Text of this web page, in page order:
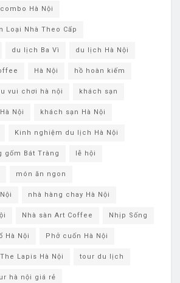
combo Hà Nội
Loại Nhà Theo Cấp
du lịch Ba Vì du lịch ​Hà Nội
Hà Nội hồ hoàn kiếm
vui chơi hà nội khách sạn
Nội khách sạn ​Hà Nội
Kinh nghiệm du lịch Hà Nội
gốm Bát Tràng lễ hội
món ăn ngon
nhà hàng chay Hà Nội
Nhà sàn Art Coffee Nhịp Sống
Hà Nội Phở cuốn Hà Nội
The Lapis Hà Nội tour du lịch
hà nội giá rẻ